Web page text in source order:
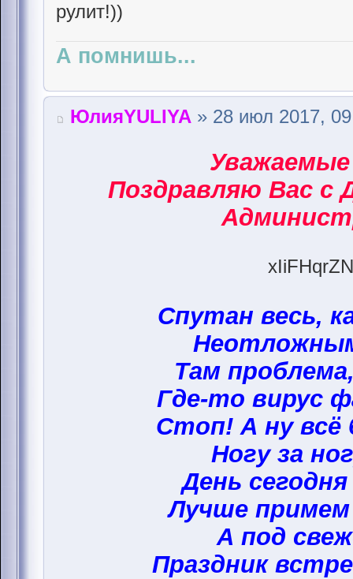
рулит!))
А помнишь...
ЮлияYULIYA » 28 июл 2017,
Поздравляю Вас с
Спутан весь,
Там
Где-то вирус
Стоп! А ну всё
Ногу за
День
Лучше
А под
Праздник